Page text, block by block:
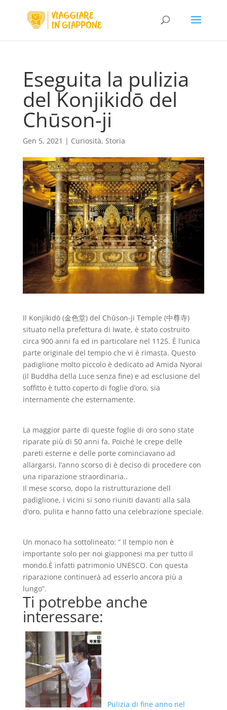
Eseguita la pulizia
del Konjikidō del
Chūson-ji
Gen 5, 2021 | Curiosità, Storia
Il Konjikidō (金色堂) del Chūson-ji Temple (中尊寺)
situato nella prefettura di Iwate, è stato costruito
circa 900 anni fa ed in particolare nel 1125. È l’unica
parte originale del tempio che vi è rimasta. Questo
padiglione molto piccolo è dedicato ad Amida Nyorai
(il Buddha della Luce senza fine) e ad esclusione del
soffitto è tutto coperto di foglie d’oro, sia
internamente che esternamente.
La maggior parte di queste foglie di oro sono state
riparate più di 50 anni fa. Poiché le crepe delle
pareti esterne e delle porte cominciavano ad
allargarsi, l’anno scorso di è deciso di procedere con
una riparazione straordinaria..
Il mese scorso, dopo la ristrutturazione dell
padiglione, i vicini si sono riuniti davanti alla sala
d’oro, pulita e hanno fatto una celebrazione speciale.
Un monaco ha sottolineato: ” Il tempio non è
importante solo per noi giapponesi ma per tutto il
mondo.È infatti patrimonio UNESCO. Con questa
riparazione continuerà ad esserlo ancora più a
lungo”.
Ti potrebbe anche
interessare:
Pulizia di fine anno nel